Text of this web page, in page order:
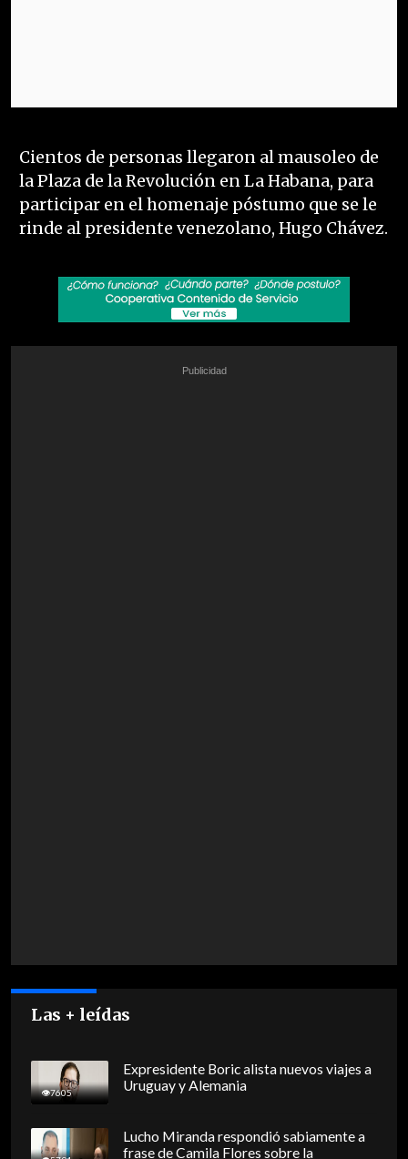
Cientos de personas llegaron al mausoleo de
la Plaza de la Revolución en La Habana, para
participar en el homenaje póstumo que se le
rinde al presidente venezolano, Hugo Chávez.
Las + leídas
7605
Expresidente Boric alista nuevos viajes a
Uruguay y Alemania
Lucho Miranda respondió sabiamente a
frase de Camila Flores sobre la